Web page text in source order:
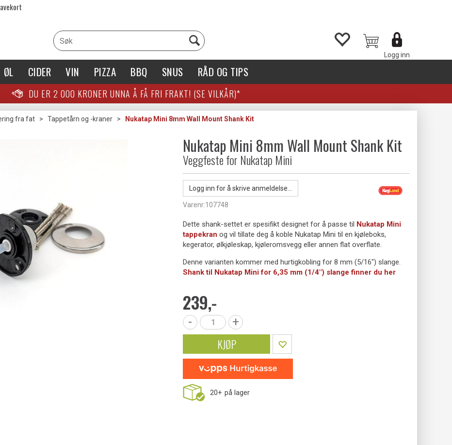
Logg inn
ØL CIDER VIN PIZZA BBQ SNUS RÅD OG TIPS
DU ER 2 000 KRONER UNNA Å FÅ FRI FRAKT! (SE VILKÅR)*
fra fat > Tappetårn og -kraner > Nukatap Mini 8mm Wall Mount Shank Kit
Nukatap Mini 8mm Wall Mount Shank Kit
Veggfeste for Nukatap Mini
Logg inn for å skrive anmeldelse...
Varenr:107748
Dette shank-settet er spesifikt designet for å passe til Nukatap Mini
tappekran og vil tillate deg å koble Nukatap Mini til en kjøleboks,
kegerator, ølkjøleskap, kjøleromsvegg eller annen flat overflate.
Denne varianten kommer med hurtigkobling for 8 mm (5/16") slange.
Shank til Nukatap Mini for 6,35 mm (1/4") slange finner du her
239,-
- +
KJØP
20+ på lager